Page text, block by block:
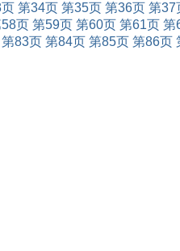
第34页 第35页 第36页 第37
页 第59页 第60页 第61页 第
第83页 第84页 第85页 第86页